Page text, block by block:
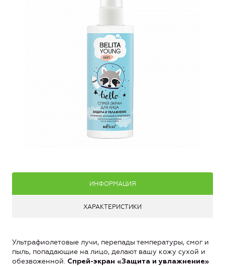
ИНФОРМАЦИЯ
ХАРАКТЕРИСТИКИ
Ультрафиолетовые лучи, перепады температуры, смог и
пыль, попадающие на лицо, делают вашу кожу сухой и
обезвоженной. Спрей-экран «Защита и увлажнение»